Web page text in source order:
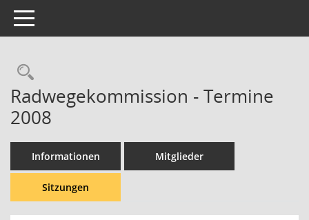
Toggle navigation
Rechercheauswahl
Radwegekommission - Termine
2008
Informationen Mitglieder
Sitzungen